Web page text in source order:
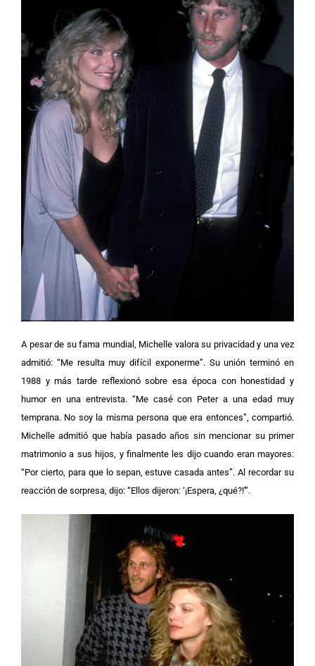
A pesar de su fama mundial, Michelle valora su privacidad y una vez
admitió: “Me resulta muy difícil exponerme”. Su unión terminó en
1988 y más tarde reflexionó sobre esa época con honestidad y
humor en una entrevista. “Me casé con Peter a una edad muy
temprana. No soy la misma persona que era entonces”, compartió.
Michelle admitió que había pasado años sin mencionar su primer
matrimonio a sus hijos, y finalmente les dijo cuando eran mayores:
“Por cierto, para que lo sepan, estuve casada antes”. Al recordar su
reacción de sorpresa, dijo: “Ellos dijeron: ‘¡Espera, ¿qué?!'”.